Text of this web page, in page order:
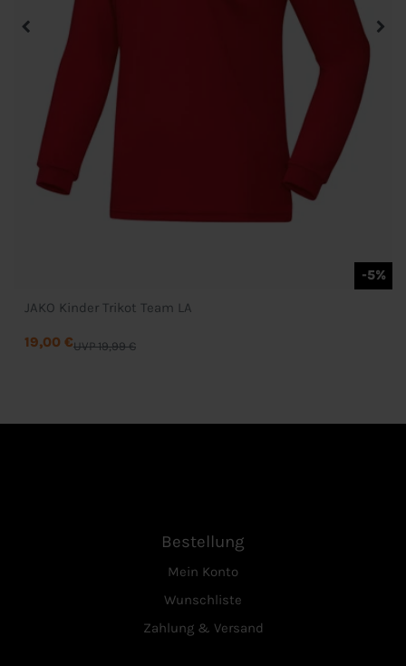
-5%
JAKO Kinder Trikot Team LA
UVP 19,99 €
19,00 €
Bestellung
Mein Konto
Wunschliste
Zahlung & Versand